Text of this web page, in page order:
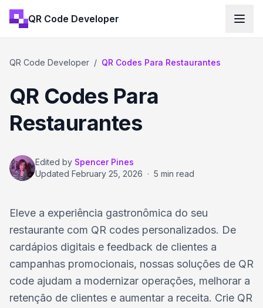
QR Code Developer
QR Code Developer / QR Codes Para Restaurantes
QR Codes Para
Restaurantes
Edited by Spencer Pines
Updated February 25, 2026 · 5 min read
Eleve a experiência gastronômica do seu
restaurante com QR codes personalizados. De
cardápios digitais e feedback de clientes a
campanhas promocionais, nossas soluções de QR
code ajudam a modernizar operações, melhorar a
retenção de clientes e aumentar a receita. Crie QR